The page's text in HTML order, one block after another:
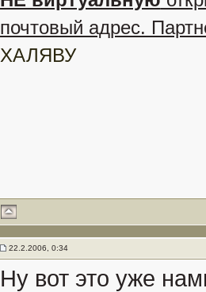
почтовый адрес.
ХАЛЯВУ
22.2.2006, 0:34
Ну вот это уже